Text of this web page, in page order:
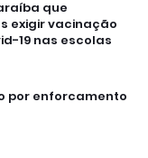
que
exigir vacinação
19 nas escolas
por enforcamento